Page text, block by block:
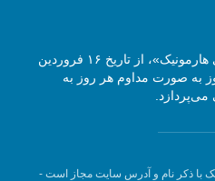
مجله آنلاین موسیقی «گفتگوی هارمونیک»، از تاریخ ۱۶ فروردین
به صورت مداوم هر روز به
با ذکر نام و آدرس سایت مجاز است -